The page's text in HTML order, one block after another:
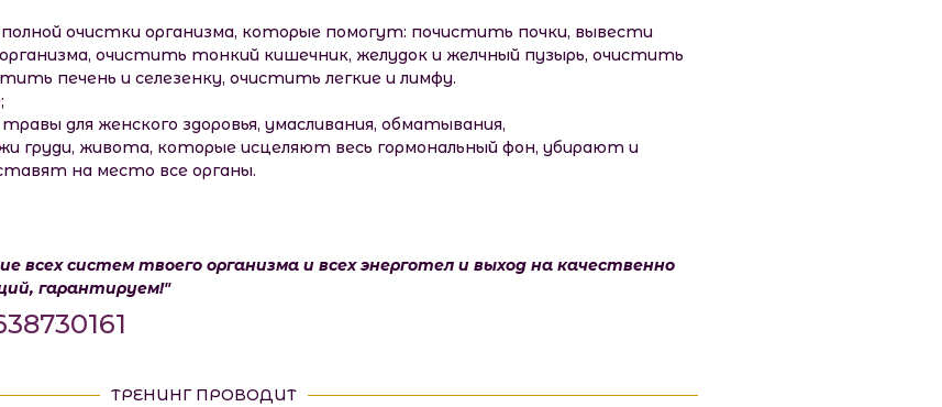
полной очистки организма, которые помогут: почистить почки, вывести
очистить тонкий кишечник, желудок и желчный пузырь, очистить
печень и селезенку, очистить легкие и лимфу.
для женского здоровья, умасливания, обматывания,
груди, живота, которые исцеляют весь гормональный фон, убирают и
на место все органы.
всех систем твоего организма и всех энерготел и выход на качественно
гарантируем!"
ТРЕНИНГ ПРОВОДИТ